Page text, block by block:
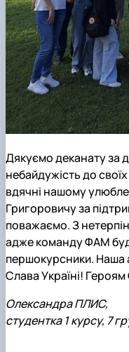
Дякуємо деканату за
небайдужість до
вдячні нашому
Григоровичу за
поважаємо. З
адже команду ФАМ
першокурсники. Наша
Слава Україні!
Олександра ПЛИС,
студентка 1 курсу, 7